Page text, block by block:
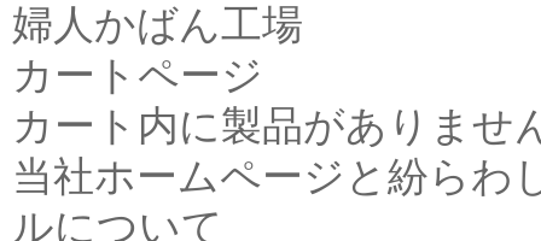
婦人かばん工場
カートページ
カート内に製品がありませ
当社ホームページと紛らわ
ルについて